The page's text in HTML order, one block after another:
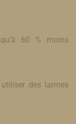
60 % moins
des larmes